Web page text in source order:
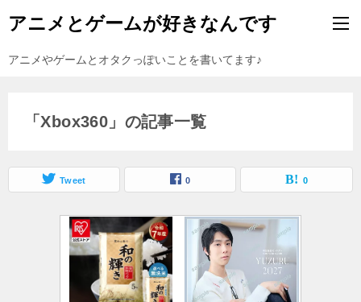
アニメとゲームが好きなんです
アニメやゲームとオタクっぽいことを書いてます♪
「Xbox360」の記事一覧
Tweet 0 0